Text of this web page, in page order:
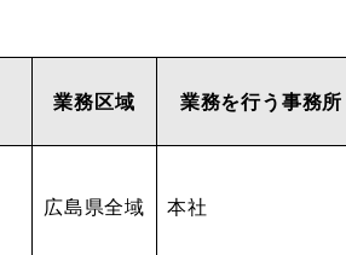
業務区域 業務を行う事務所
広島県全域 本社